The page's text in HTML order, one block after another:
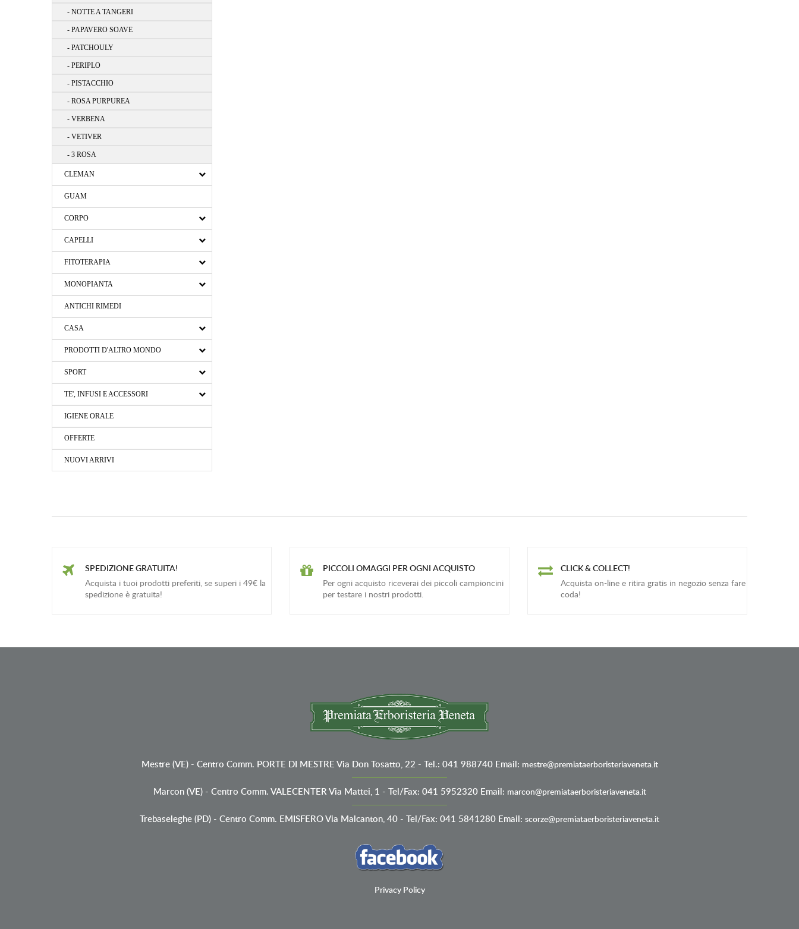
- NOTTE A TANGERI
- PAPAVERO SOAVE
- PATCHOULY
- PERIPLO
- PISTACCHIO
- ROSA PURPUREA
- VERBENA
- VETIVER
- 3 ROSA
CLEMAN
GUAM
CORPO
CAPELLI
FITOTERAPIA
MONOPIANTA
ANTICHI RIMEDI
CASA
PRODOTTI D'ALTRO MONDO
SPORT
TE', INFUSI E ACCESSORI
IGIENE ORALE
OFFERTE
NUOVI ARRIVI
SPEDIZIONE GRATUITA!
Acquista i tuoi prodotti preferiti, se superi i 49€ la
spedizione è gratuita!
PICCOLI OMAGGI PER OGNI ACQUISTO
Per ogni acquisto riceverai dei piccoli campioncini
per testare i nostri prodotti.
CLICK & COLLECT!
Acquista on-line e ritira gratis in negozio senza fare
coda!
Mestre (VE)- Centro Comm. PORTE DI MESTREVia Don Tosatto, 22 - Tel.: 041 988740 Email: mestre@premiataerboristeriaveneta.it
Marcon (VE)- Centro Comm. VALECENTERVia Mattei, 1 - Tel/Fax: 041 5952320 Email: marcon@premiataerboristeriaveneta.it
Trebaseleghe (PD) - Centro Comm. EMISFEROVia Malcanton, 40 - Tel/Fax: 041 5841280 Email: scorze@premiataerboristeriaveneta.it
Privacy Policy